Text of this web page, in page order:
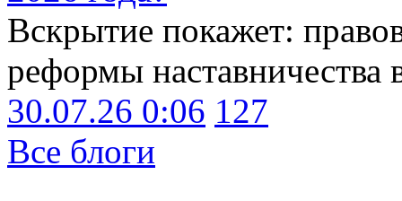
Вскрытие покажет:
реформы наставничества
30.07.26 0:06 127
Все блоги